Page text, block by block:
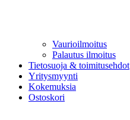
Vaurioilmoitus
Palautus ilmoitus
Tietosuoja & toimitusehdot
Yritysmyynti
Kokemuksia
Ostoskori